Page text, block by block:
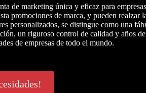
de marketing única y eficaz para
promociones de marca, y pueden realzar
personalizados, se distingue como una
un riguroso control de calidad y años
de empresas de todo el mundo.